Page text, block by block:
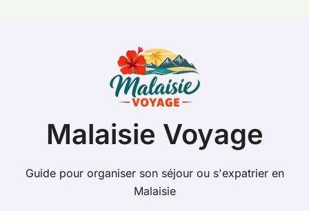
Malaisie Voyage
Guide pour organiser son séjour ou s'expatrier en
Malaisie